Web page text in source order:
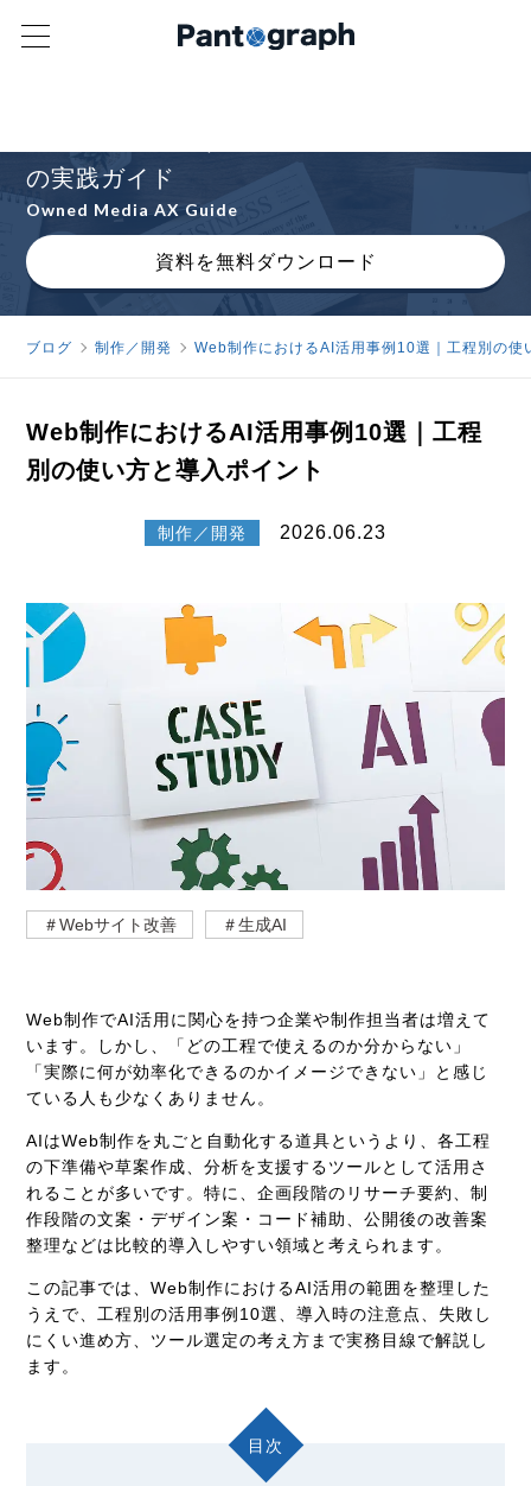
の実践ガイド
Owned Media AX Guide
資料を無料ダウンロード
ブログ 制作／開発 Web制作におけるAI活用事例10選｜工程別の使
Web制作におけるAI活用事例10選｜工程
別の使い方と導入ポイント
制作／開発 2026.06.23
＃Webサイト改善 ＃生成AI
Web制作でAI活用に関心を持つ企業や制作担当者は増えて
います。しかし、「どの工程で使えるのか分からない」
「実際に何が効率化できるのかイメージできない」と感じ
ている人も少なくありません。
AIはWeb制作を丸ごと自動化する道具というより、各工程
の下準備や草案作成、分析を支援するツールとして活用さ
れることが多いです。特に、企画段階のリサーチ要約、制
作段階の文案・デザイン案・コード補助、公開後の改善案
整理などは比較的導入しやすい領域と考えられます。
この記事では、Web制作におけるAI活用の範囲を整理した
うえで、工程別の活用事例10選、導入時の注意点、失敗し
にくい進め方、ツール選定の考え方まで実務目線で解説し
ます。
目次